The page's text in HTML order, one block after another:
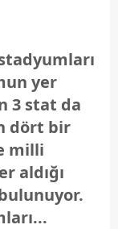
yer
3 stat da
dört bir
milli
aldığı